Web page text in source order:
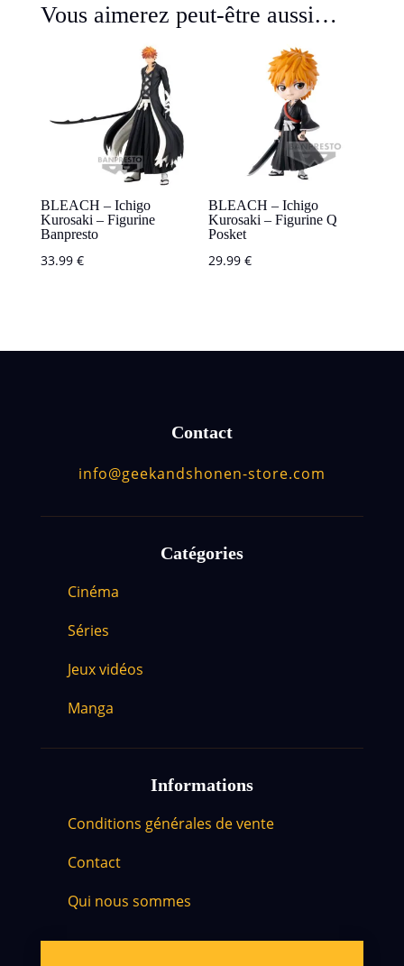
Vous aimerez peut-être aussi…
BLEACH – Ichigo
Kurosaki – Figurine
Banpresto
33.99 €
BLEACH – Ichigo
Kurosaki – Figurine Q
Posket
29.99€
Contact
info@geekandshonen-store.com
Catégories
Cinéma
Séries
Jeux vidéos
Manga
Informations
Conditions générales de vente
Contact
Qui nous sommes